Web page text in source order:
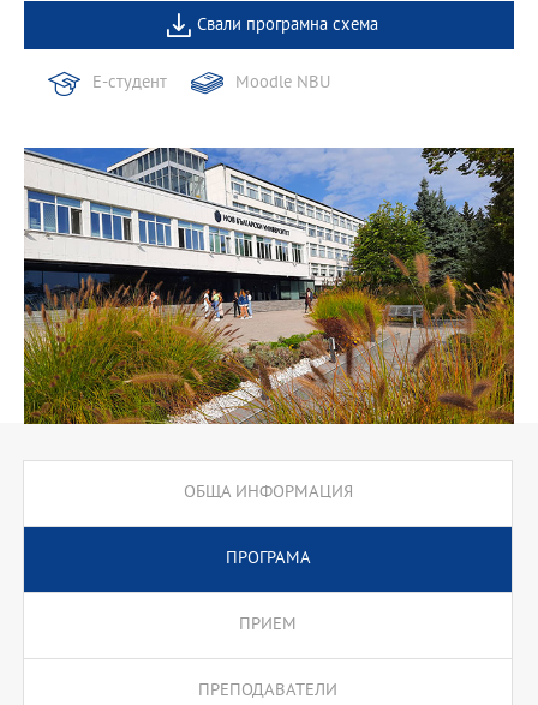
Свали програмна схема
Е-студент Moodle NBU
ОБЩА ИНФОРМАЦИЯ
ПРОГРАМА
ПРИЕМ
ПРЕПОДАВАТЕЛИ